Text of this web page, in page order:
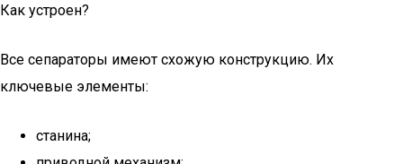
Как устроен?
Все сепараторы имеют схожую конструкцию. Их
ключевые элементы:
станина;